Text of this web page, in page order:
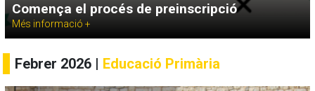
Comença el procés de preinscripció
Més informació +
Febrer 2026 | Educació Primària